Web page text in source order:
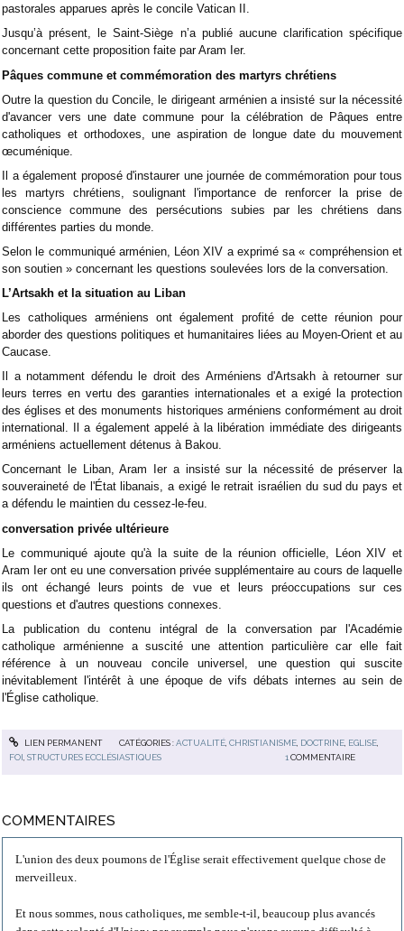
pastorales apparues après le concile Vatican II.
Jusqu’à présent, le Saint-Siège n’a publié aucune clarification spécifique
concernant cette proposition faite par Aram Ier.
Pâques commune et commémoration des martyrs chrétiens
Outre la question du Concile, le dirigeant arménien a insisté sur la nécessité
d'avancer vers une date commune pour la célébration de Pâques entre
catholiques et orthodoxes, une aspiration de longue date du mouvement
œcuménique.
Il a également proposé d'instaurer une journée de commémoration pour tous
les martyrs chrétiens, soulignant l'importance de renforcer la prise de
conscience commune des persécutions subies par les chrétiens dans
différentes parties du monde.
Selon le communiqué arménien, Léon XIV a exprimé sa « compréhension et
son soutien » concernant les questions soulevées lors de la conversation.
L’Artsakh et la situation au Liban
Les catholiques arméniens ont également profité de cette réunion pour
aborder des questions politiques et humanitaires liées au Moyen-Orient et au
Caucase.
Il a notamment défendu le droit des Arméniens d'Artsakh à retourner sur
leurs terres en vertu des garanties internationales et a exigé la protection
des églises et des monuments historiques arméniens conformément au droit
international. Il a également appelé à la libération immédiate des dirigeants
arméniens actuellement détenus à Bakou.
Concernant le Liban, Aram Ier a insisté sur la nécessité de préserver la
souveraineté de l'État libanais, a exigé le retrait israélien du sud du pays et
a défendu le maintien du cessez-le-feu.
conversation privée ultérieure
Le communiqué ajoute qu'à la suite de la réunion officielle, Léon XIV et
Aram Ier ont eu une conversation privée supplémentaire au cours de laquelle
ils ont échangé leurs points de vue et leurs préoccupations sur ces
questions et d'autres questions connexes.
La publication du contenu intégral de la conversation par l'Académie
catholique arménienne a suscité une attention particulière car elle fait
référence à un nouveau concile universel, une question qui suscite
inévitablement l'intérêt à une époque de vifs débats internes au sein de
l'Église catholique.
LIEN PERMANENT CATÉGORIES :ACTUALITÉ, CHRISTIANISME, DOCTRINE, EGLISE,
FOI ,STRUCTURES ECCLÉSIASTIQUES 1 COMMENTAIRE
COMMENTAIRES
L'union des deux poumons de l'Église serait effectivement quelque chose de
merveilleux.
Et nous sommes, nous catholiques, me semble-t-il, beaucoup plus avancés